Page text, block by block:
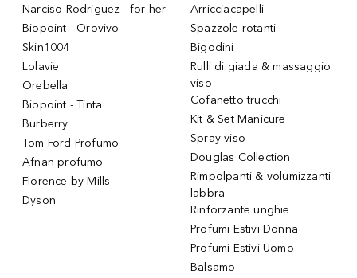
Narciso Rodriguez - for her
Biopoint - Orovivo
Skin1004
Lolavie
Orebella
Biopoint - Tinta
Burberry
Tom Ford Profumo
Afnan profumo
Florence by Mills
Dyson
Arricciacapelli
Spazzole rotanti
Bigodini
Rulli di giada & massaggio
viso
Cofanetto trucchi
Kit & Set Manicure
Spray viso
Douglas Collection
Rimpolpanti & volumizzanti
labbra
Rinforzante unghie
Profumi Estivi Donna
Profumi Estivi Uomo
Balsamo